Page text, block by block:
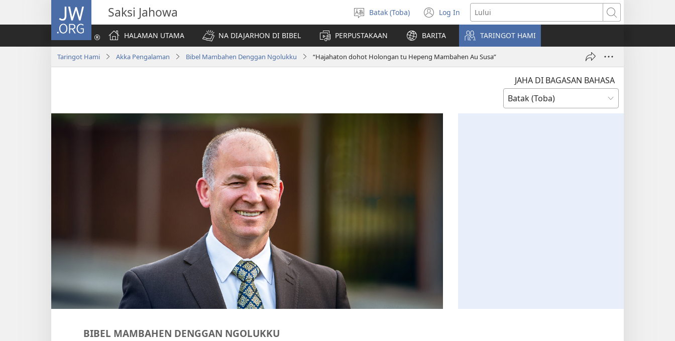
JW.ORG Saksi Jahowa
Pillit
Hata
Batak (Toba) Log In
(opens
new
window)
Lului
HALAMAN UTAMA
NA DIAJARHON DI BIBEL PERPUSTAKAAN BARITA TARINGOT HAMI
Taringot Hami Akka Pengalaman Bibel Mambahen Denggan Ngolukku “Hajahaton dohot Holongan tu Hepeng Mambahen Au Susa”
JAHA DI BAGASAN BAHASA
BIBEL MAMBAHEN DENGGAN NGOLUKKU